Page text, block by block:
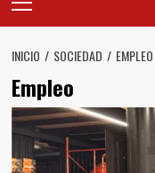
principal
INICIO SOCIEDAD EMPLEO
Empleo